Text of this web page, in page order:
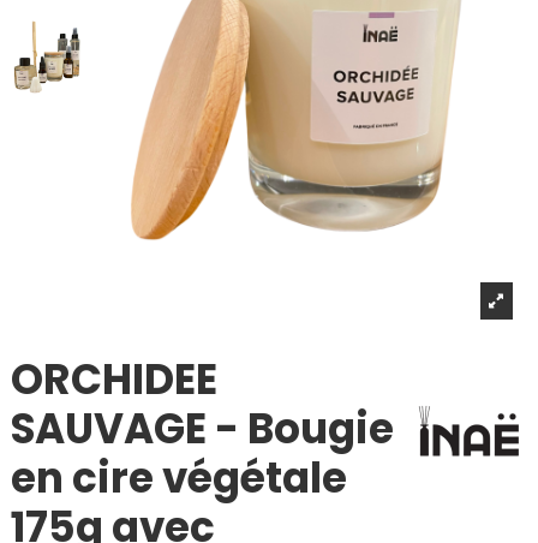
ORCHIDEE
SAUVAGE - Bougie
en cire végétale
175g avec